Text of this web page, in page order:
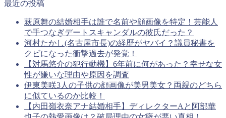
最近の投稿
萩原舞の結婚相手は誰で名前や顔画像を特定！芸能人
で手つなぎデートスキャンダルの彼氏だった？
河村たかし(名古屋市長)の経歴がヤバイ？議員秘書を
クビになった衝撃過去が発覚！
【対馬悠介の犯行動機】6年前に何があった？幸せな女
性が嫌いな理由や原因を調査
伊東美咲3人の子供の顔画像が美男美女？両親のどちら
に似ているのか比較！
【内田嶺衣奈アナ結婚相手】ディレクターAと阿部華